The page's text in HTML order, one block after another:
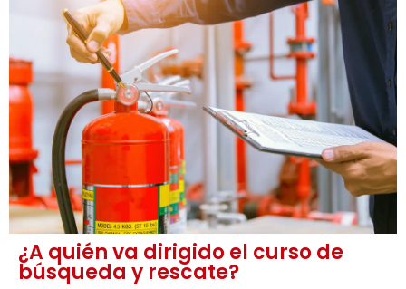
¿A quién va dirigido el curso de
búsqueda y rescate?